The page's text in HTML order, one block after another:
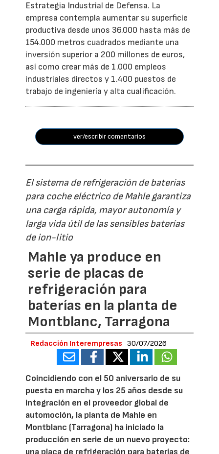
Estrategia Industrial de Defensa. La
empresa contempla aumentar su superficie
productiva desde unos 36.000 hasta más de
154.000 metros cuadrados mediante una
inversión superior a 200 millones de euros,
así como crear más de 1.000 empleos
industriales directos y 1.400 puestos de
trabajo de ingeniería y alta cualificación.
ver/escribir comentarios
El sistema de refrigeración de baterías
para coche eléctrico de Mahle garantiza
una carga rápida, mayor autonomía y
larga vida útil de las sensibles baterías
de ion-litio
Mahle ya produce en
serie de placas de
refrigeración para
baterías en la planta de
Montblanc, Tarragona
Redacción Interempresas 30/07/2026
Coincidiendo con el 50 aniversario de su
puesta en marcha y los 25 años desde su
integración en el proveedor global de
automoción, la planta de Mahle en
Montblanc (Tarragona) ha iniciado la
producción en serie de un nuevo proyecto:
una placa de refrigeración para baterías de